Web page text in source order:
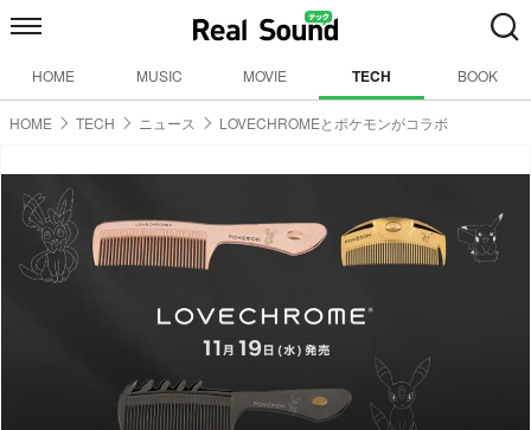
HOME MUSIC MOVIE TECH BOOK
HOME TECH ニュース LOVECHROMEとポケモンがコラボ